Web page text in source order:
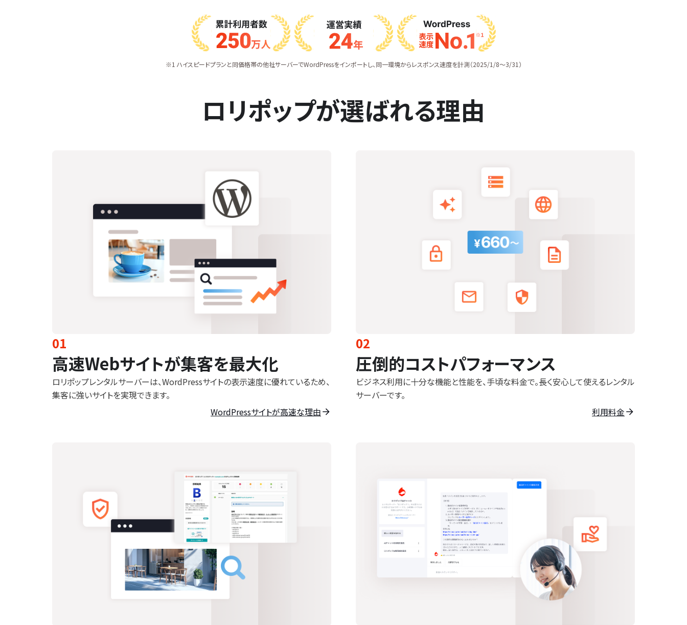
※1 ハイスピードプランと同価格帯の他社サーバーでWordPressをインポートし、同一環境からレスポンス速度を計測（2025/1/8〜3/31）
ロリポップが選ばれる理由
01
高速Webサイトが集客を最大化
ロリポップレンタルサーバーは、WordPressサイトの表示速度に優れているため、
集客に強いサイトを実現できます。
WordPressサイトが高速な理由
02
圧倒的コストパフォーマンス
ビジネス利用に十分な機能と性能を、手頃な料金で。長く安心して使えるレンタル
サーバーです。
利用料金